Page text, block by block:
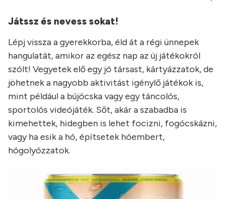
Játssz és nevess sokat!
Lépj vissza a gyerekkorba, éld át a régi ünnepek
hangulatát, amikor az egész nap az új játékokról
szólt! Vegyetek elő egy jó társast, kártyázzatok, de
jöhetnek a nagyobb aktivitást igénylő játékok is,
mint például a bújócska vagy egy táncolós,
sportolós videójáték. Sőt, akár a szabadba is
kimehettek, hidegben is lehet focizni, fogócskázni,
vagy ha esik a hó, építsetek hóembert,
hógolyózzatok.